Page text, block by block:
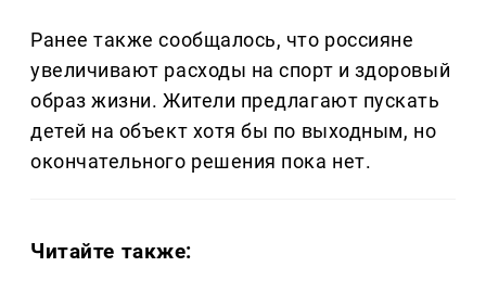
Ранее также сообщалось, что россияне
увеличивают расходы на спорт и здоровый
образ жизни. Жители предлагают пускать
детей на объект хотя бы по выходным, но
окончательного решения пока нет.
Читайте также: